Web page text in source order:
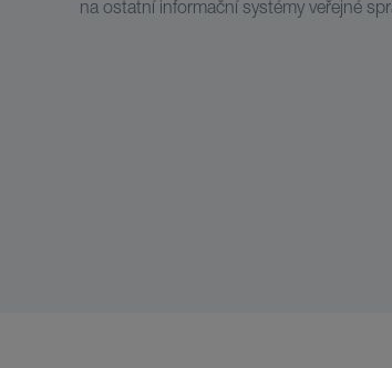
na ostatní informační systémy veřejné